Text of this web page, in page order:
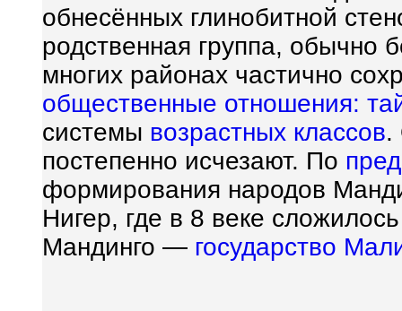
обнесённых глинобитной
родственная группа, обычно
многих районах частично
общественные отношения:
системы возрастных классов.
постепенно исчезают. По
формирования народов
Нигер, где в 8 веке
Мандинго — государство